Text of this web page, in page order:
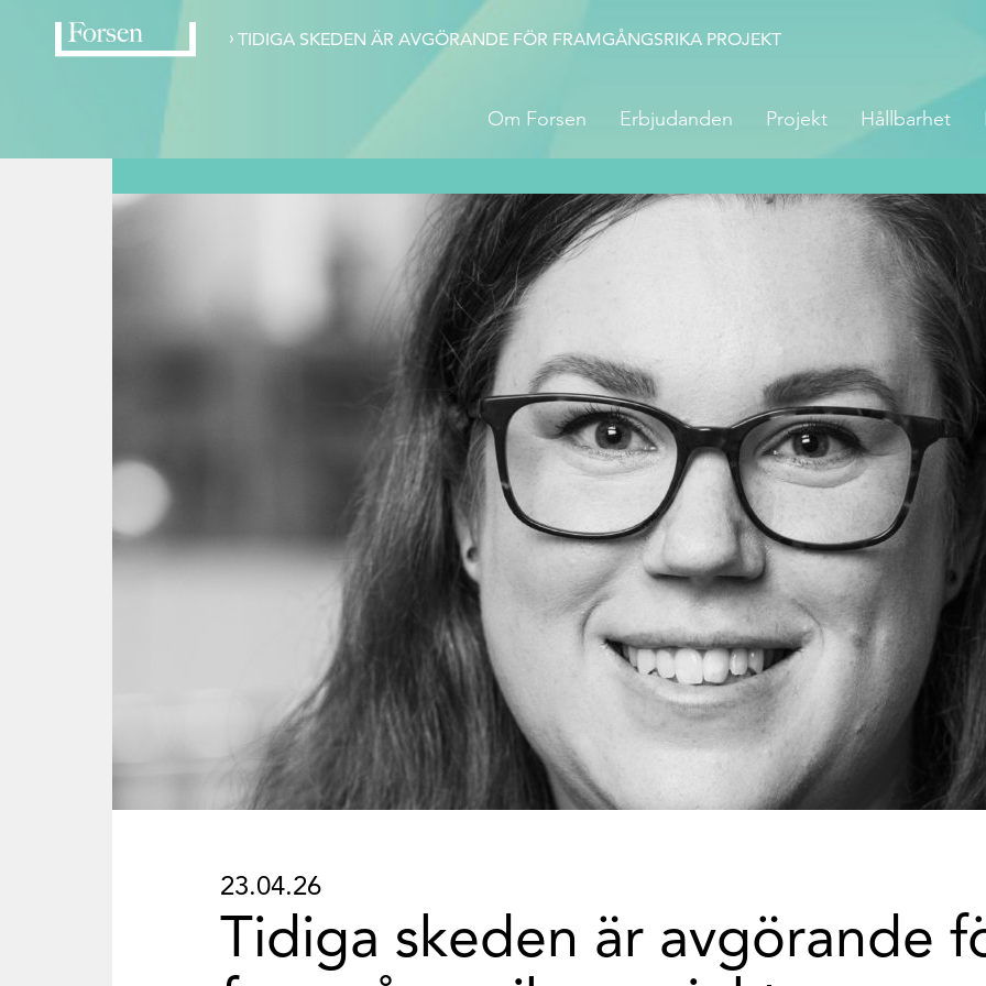
› TIDIGA SKEDEN ÄR AVGÖRANDE FÖR FRAMGÅNGSRIKA PROJEKT
Om Forsen Erbjudanden Projekt Hållbarhet
23.04.26
Tidiga skeden är avgörande